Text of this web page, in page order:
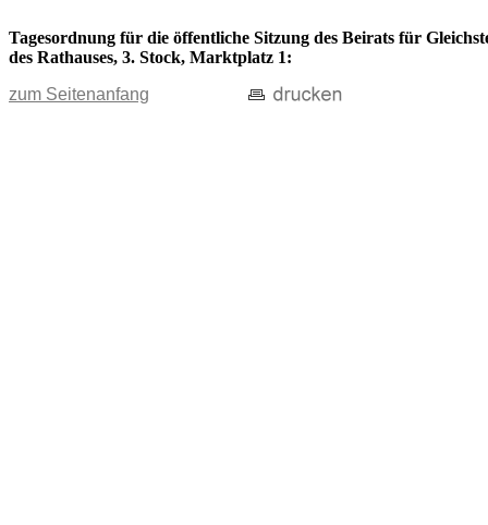
Tagesordnung für die öffentliche Sitzung des Beirats für
des Rathauses, 3. Stock, Marktplatz 1:
zum Seitenanfang